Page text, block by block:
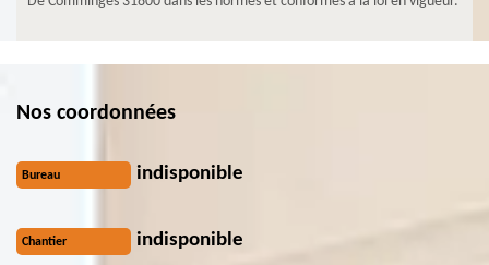
Nos coordonnées
Bureau indisponible
Chantier indisponible